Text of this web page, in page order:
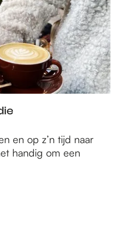
en op z’n tijd naar
handig om een